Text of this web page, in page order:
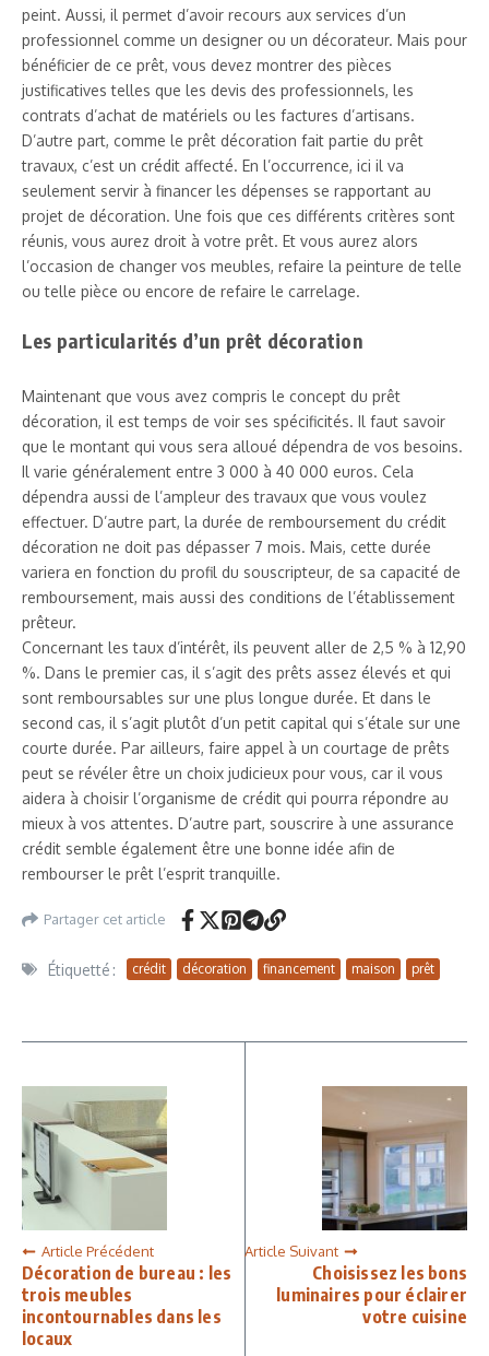
peint. Aussi, il permet d’avoir recours aux services d’un
professionnel comme un designer ou un décorateur. Mais pour
bénéficier de ce prêt, vous devez montrer des pièces
justificatives telles que les devis des professionnels, les
contrats d’achat de matériels ou les factures d’artisans.
D’autre part, comme le prêt décoration fait partie du prêt
travaux, c’est un crédit affecté. En l’occurrence, ici il va
seulement servir à financer les dépenses se rapportant au
projet de décoration. Une fois que ces différents critères sont
réunis, vous aurez droit à votre prêt. Et vous aurez alors
l’occasion de changer vos meubles, refaire la peinture de telle
ou telle pièce ou encore de refaire le carrelage.
Les particularités d’un prêt décoration
Maintenant que vous avez compris le concept du prêt
décoration, il est temps de voir ses spécificités. Il faut savoir
que le montant qui vous sera alloué dépendra de vos besoins.
Il varie généralement entre 3 000 à 40 000 euros. Cela
dépendra aussi de l’ampleur des travaux que vous voulez
effectuer. D’autre part, la durée de remboursement du crédit
décoration ne doit pas dépasser 7 mois. Mais, cette durée
variera en fonction du profil du souscripteur, de sa capacité de
remboursement, mais aussi des conditions de l’établissement
prêteur.
Concernant les taux d’intérêt, ils peuvent aller de 2,5 % à 12,90
%. Dans le premier cas, il s’agit des prêts assez élevés et qui
sont remboursables sur une plus longue durée. Et dans le
second cas, il s’agit plutôt d’un petit capital qui s’étale sur une
courte durée. Par ailleurs, faire appel à un courtage de prêts
peut se révéler être un choix judicieux pour vous, car il vous
aidera à choisir l’organisme de crédit qui pourra répondre au
mieux à vos attentes. D’autre part, souscrire à une assurance
crédit semble également être une bonne idée afin de
rembourser le prêt l’esprit tranquille.
Partager cet article
Étiquetté : crédit décoration financement maison prêt
Article Précédent
Décoration de bureau : les
trois meubles
incontournables dans les
locaux
Article Suivant
Choisissez les bons
luminaires pour éclairer
votre cuisine